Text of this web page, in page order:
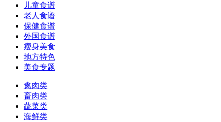
儿童食谱
老人食谱
保健食谱
外国食谱
瘦身美食
地方特色
美食专题
禽肉类
畜肉类
蔬菜类
海鲜类